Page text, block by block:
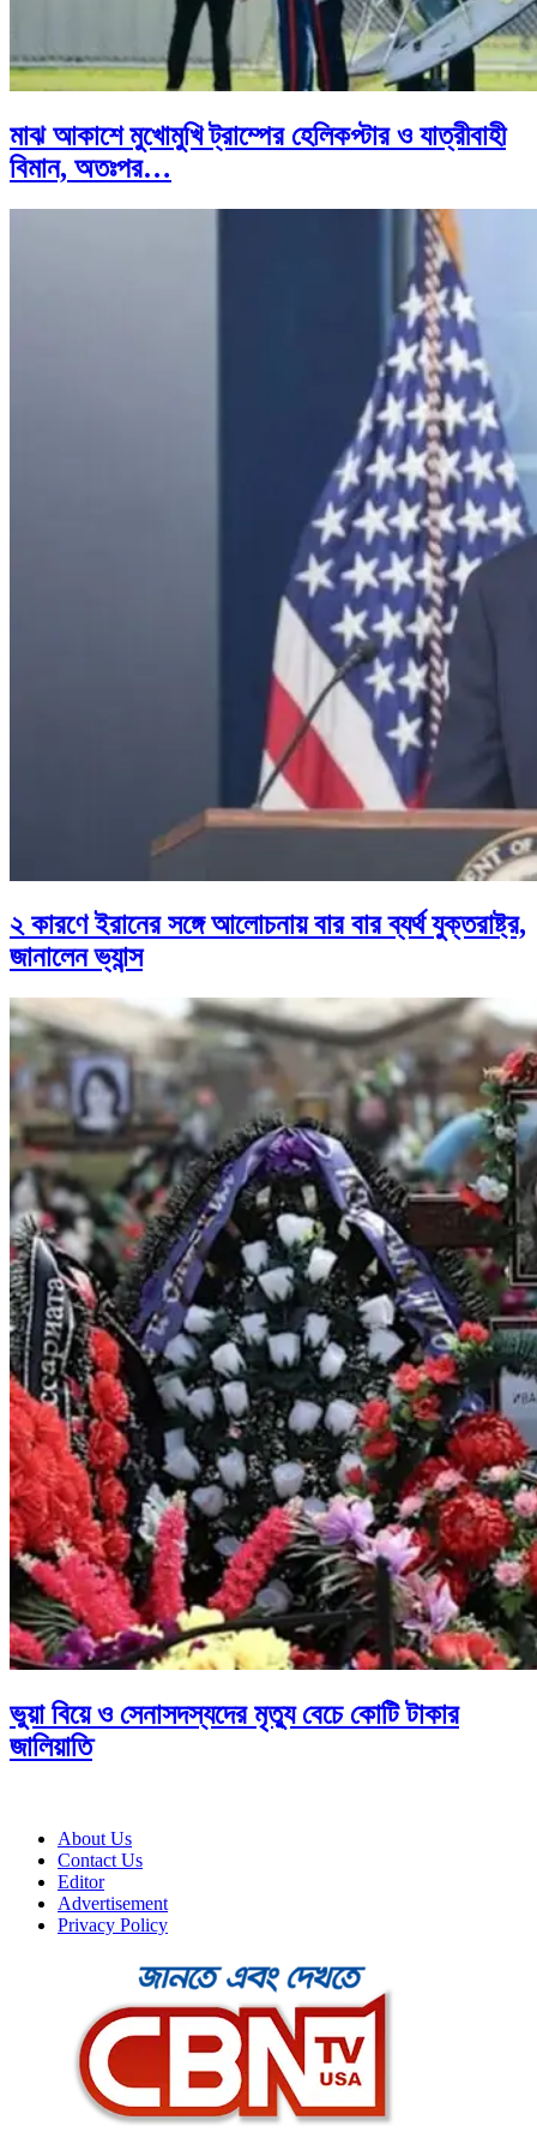
মাঝ আকাশে মুখোমুখি ট্রাম্পের হেলিকপ্টার ও যাত্রীবাহী
বিমান, অতঃপর…
২ কারণে ইরানের সঙ্গে আলোচনায় বার বার ব্যর্থ যুক্তরাষ্ট্র,
জানালেন ভ্যান্স
ভুয়া বিয়ে ও সেনাসদস্যদের মৃত্যু বেচে কোটি টাকার
জালিয়াতি
About Us
Contact Us
Editor
Advertisement
Privacy Policy